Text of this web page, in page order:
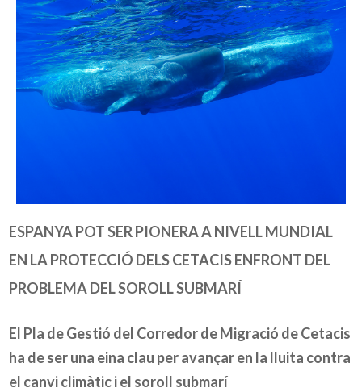
ESPANYA POT SER PIONERA A NIVELL MUNDIAL
EN LA PROTECCIÓ DELS CETACIS ENFRONT DEL
PROBLEMA DEL SOROLL SUBMARÍ
El Pla de Gestió del Corredor de Migració de Cetacis
ha de ser una eina clau per avançar en la lluita contra
el canvi climàtic i el soroll submarí